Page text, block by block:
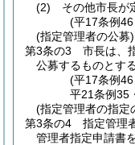
(2)
その他市長が
(平17条例
(指定管理者の公募)
第3条の3
市長は、
公募するものとする
(平17条例46
平21条例35
(指定管理者の指定
第3条の4
指定管理
管理者指定申請書